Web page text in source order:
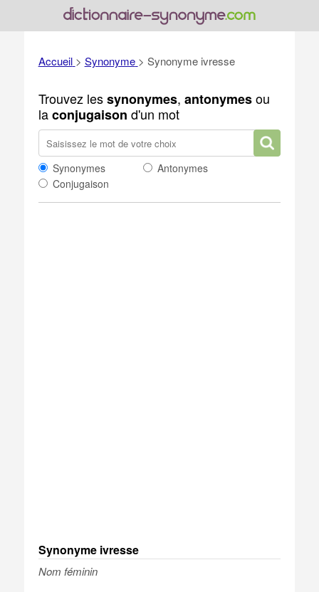
Accueil > Synonyme > Synonyme ivresse
Trouvez lessynonymes, antonymesou
laconjugaison d'un mot
Synonymes
Antonymes
Conjugaison
Synonyme ivresse
Nom féminin